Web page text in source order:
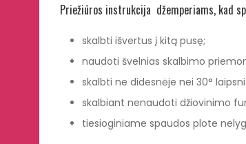
Priežiūros instrukcija džemperiams, kad
skalbti išvertus į kitą pusę;
naudoti švelnias skalbimo
skalbti ne didesnėje nei 30°
skalbiant nenaudoti džiovinimo
tiesioginiame spaudos plote